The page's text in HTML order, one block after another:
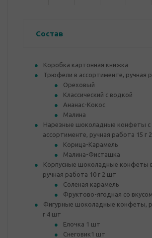
Состав
Коробка картонная книжка
Трюфели в ассортименте, ручная
Ореховый
Классический с водкой
Ананас-Кокос
Малина
Нарезные шоколадные конфеты с
ассортименте, ручная работа 15 г
Корица-Карамель
Малина-Фисташка
Корпусные шоколадные конфеты
ручная работа 10 г 2 шт
Соленая карамель
Фруктово-ягодная со
Фигурные шоколадные конфеты,
г 4 шт
Елочка 1 шт
Снеговик1 шт